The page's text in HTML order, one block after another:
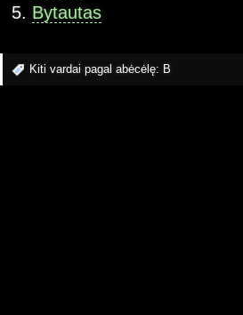
Bytautas
Kiti vardai pagal abėcėlę: B